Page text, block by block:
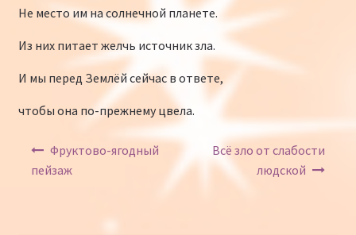
Не место им на солнечной планете.
Из них питает желчь источник зла.
И мы перед Землёй сейчас в ответе,
чтобы она по-прежнему цвела.
Навигация по записям
Фруктово-ягодный
пейзаж
Всё зло от слабости
людской